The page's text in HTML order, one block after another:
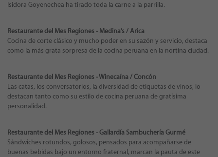
Isidora Goyenechea ha tirado toda la carne a la parrilla.
Restaurante del Mes Regiones - Medina’s / Arica
Cocina de corte clásico y mucho poder en su sazón y servicio, destaca
como la más grata sorpresa de la cocina peruana en la nortina ciudad.
Restaurante del Mes Regiones - Winecaína / Concón
Las catas, los conversatorios, la diversidad de etiquetas de vinos, lo
destacan tanto como su estilo de cocina peruana de gratísima
personalidad.
Restaurante del Mes Regiones - Gallardía Sambuchería Gurmé
Sándwiches rotundos, golosos, pensados para acompañarse de
buenas bebidas bajo un entorno fraternal, marcan la pauta de este